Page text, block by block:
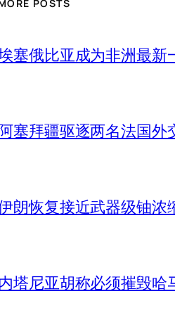
MORE POSTS
塞俄比亚成为非洲最新
塞拜疆驱逐两名法国外
朗恢复接近武器级铀浓
塔尼亚胡称必须摧毁